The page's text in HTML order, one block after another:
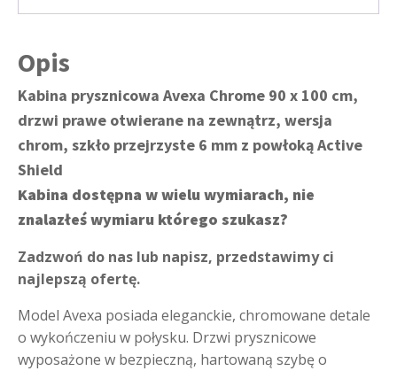
100
Opis
Kabina prysznicowa Avexa Chrome 90 x 100 cm,
drzwi prawe otwierane na zewnątrz, wersja
chrom, szkło przejrzyste 6 mm z powłoką Active
Shield
Kabina dostępna w wielu wymiarach, nie
znalazłeś wymiaru którego szukasz?
Zadzwoń do nas lub napisz, przedstawimy ci
najlepszą ofertę.
Model Avexa posiada eleganckie, chromowane detale
o wykończeniu w połysku. Drzwi prysznicowe
wyposażone w bezpieczną, hartowaną szybę o